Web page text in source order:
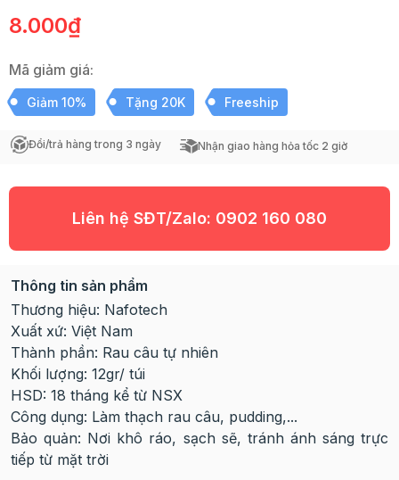
8.000₫
Mã giảm giá:
Giảm 10% Tặng 20K Freeship
Đổi/trả hàng trong 3 ngày Nhận giao hàng hỏa tốc 2 giờ
Liên hệ SĐT/Zalo: 0902 160 080
Thông tin sản phẩm
Thương hiệu: Nafotech
Xuất xứ: Việt Nam
Thành phần: Rau câu tự nhiên
Khối lượng: 12gr/ túi
HSD: 18 tháng kể từ NSX
Công dụng: Làm thạch rau câu, pudding,...
Bảo quản: Nơi khô ráo, sạch sẽ, tránh ánh sáng trực
tiếp từ mặt trời